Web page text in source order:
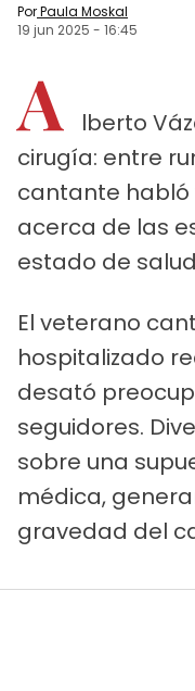
PorPaula Moskal
19 jun 2025 - 16:45
A
lberto
cirugía: entre
cantante habló
acerca de las
estado de
El veterano
hospitalizado
desató
seguidores.
sobre una
médica,
gravedad del